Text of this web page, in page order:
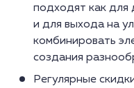
подходят как для
и для выхода на
комбинировать
создания
Регулярные